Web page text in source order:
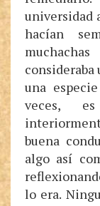
universidad
hacían
una
veces,
buena
algo así
lo era.